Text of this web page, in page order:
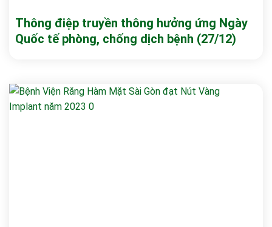
Thông điệp truyền thông hưởng ứng Ngày
Quốc tế phòng, chống dịch bệnh (27/12)